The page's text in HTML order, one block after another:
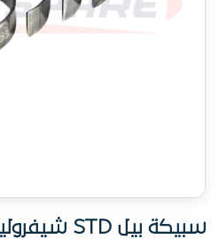
سبيكة بيل STD شيفروليه افيو - اوبترا